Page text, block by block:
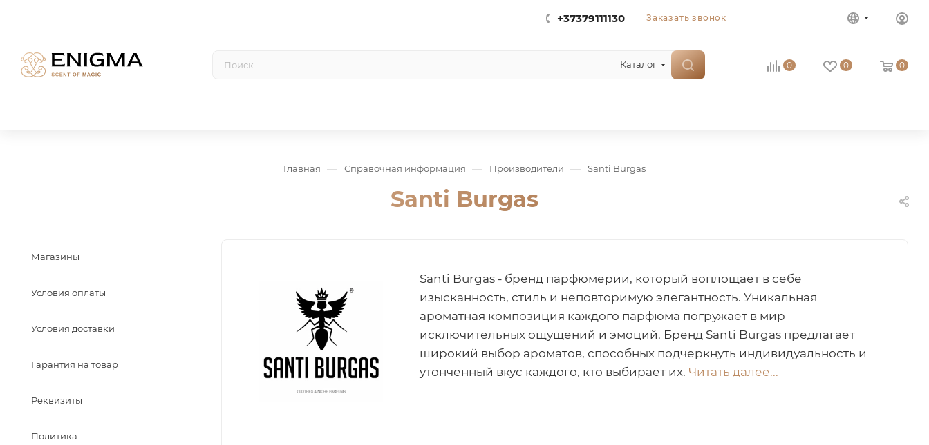
+37379111130 Заказать звонок
Каталог 0 0 0
Главная — Справочная информация — Производители — Santi Burgas
Santi Burgas
Santi Burgas - бренд парфюмерии, который воплощает в себе
изысканность, стиль и неповторимую элегантность. Уникальная
ароматная композиция каждого парфюма погружает в мир
исключительных ощущений и эмоций. Бренд Santi Burgas предлагает
широкий выбор ароматов, способных подчеркнуть индивидуальность и
утонченный вкус каждого, кто выбирает их. Читать далее...
Магазины
Условия оплаты
Условия доставки
Гарантия на товар
Реквизиты
Политика